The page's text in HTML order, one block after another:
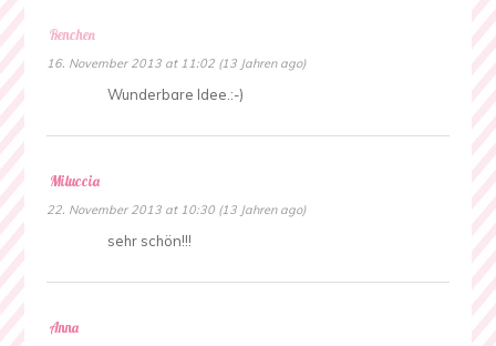
Renchen
16. November 2013 at 11:02 (13 Jahren ago)
Wunderbare Idee.:-)
Miluccia
22. November 2013 at 10:30 (13 Jahren ago)
sehr schön!!!
Anna